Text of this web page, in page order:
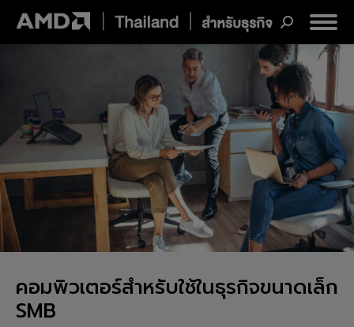
Search:
คอมพิวเตอร์สำหรับใช้ในธุรกิจขนาดเล็ก
SMB